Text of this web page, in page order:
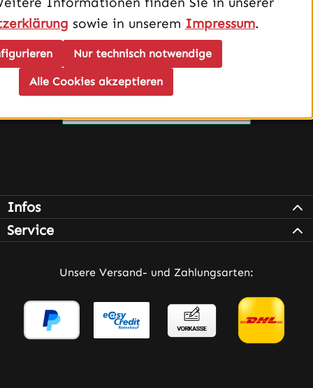
Vertrag widerrufen
Schau auf Instagram vorbei – öffnet in neuem Tab
Sieh dir unsere TikTok-Videos an – öffnet in neuem
Sieh dir unsere Videos auf YouTube an – öffnet
Infos
Service
Unsere Versand- und Zahlungsarten:
sowie in unserem Impressum.
Nur technisch notwendige
Alle Cookies akzeptieren